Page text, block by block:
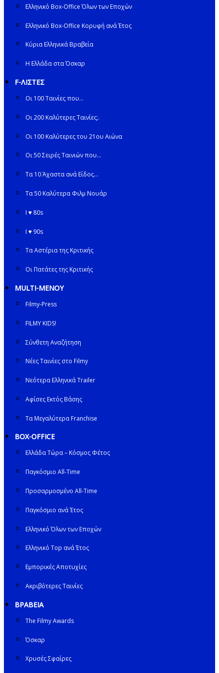
Ελληνικό Box-Office Όλων των Εποχών
Ελληνικό Box-Office Κορυφή ανά Έτος
Κύρια Ελληνικά Βραβεία
Η Ελλάδα στα Όσκαρ
F-ΛΙΣΤΕΣ
Οι 100 Ταινίες που…
Οι 200 Καλύτερες Ταινίες;.
Οι 100 Καλύτερες του 21ου Αιώνα
Οι 50 Σειρές Ταινιών που…
Τα 10 Άχαστα ανά Είδος…
Τα 50 Καλύτερα Φιλμ Νουάρ
I ♥ 80s
I ♥ 90s
Τα Αστέρια της Κριτικής
Οι Πατάτες της Κριτικής
MULTI-ΜΕΝΟΥ
Filmy-Press
FILMY KIDS!
Σύνθετη Αναζήτηση
Νέες Ταινίες στο Filmy
Νεότερα Ελληνικά Trailer
Αφίσες Εκτός Βάσης
Τα Μεγαλύτερα Franchise
BOX-OFFICE
Ελλάδα Τώρα – Κόσμος Φέτος
Παγκόσμιο All-Time
Προσαρμοσμένο All-Time
Παγκόσμιο ανά Έτος
Ελληνικό Όλων των Εποχών
Ελληνικό Top ανά Έτος
Εμπορικές Αποτυχίες
Ακριβότερες Ταινίες
ΒΡΑΒΕΙΑ
The Filmy Awards
Όσκαρ
Χρυσές Σφαίρες